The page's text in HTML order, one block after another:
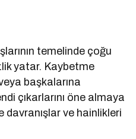
temelinde çoğu
yatar. Kaybetme
başkalarına
çıkarlarını öne almaya
ve hainlikleri